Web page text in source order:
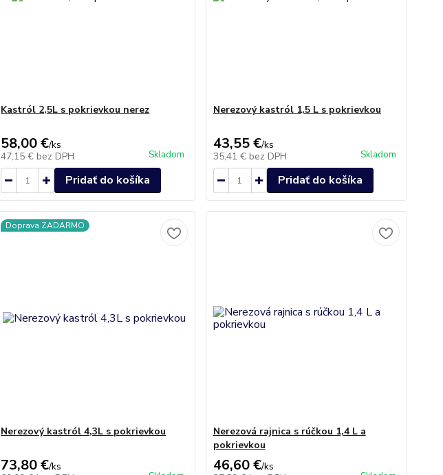
Kastról 2,5L s pokrievkou nerez
58,00 €/ks
47,15 € bez DPH Skladom
Pridať do košíka
Nerezový kastról 1,5 L s pokrievkou
43,55 €/ks
35,41 € bez DPH Skladom
Pridať do košíka
Doprava ZADARMO
Nerezový kastról 4,3L s pokrievkou
73,80 €/ks
Nerezová rajnica s rúčkou 1,4 L a
pokrievkou
46,60 €/ks